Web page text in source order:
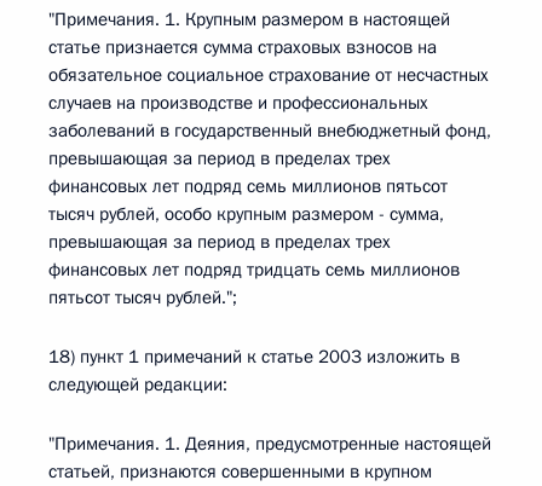
"Примечания. 1. Крупным размером в настоящей
статье признается сумма страховых взносов на
обязательное социальное страхование от несчастных
случаев на производстве и профессиональных
заболеваний в государственный внебюджетный фонд,
превышающая за период в пределах трех
финансовых лет подряд семь миллионов пятьсот
тысяч рублей, особо крупным размером - сумма,
превышающая за период в пределах трех
финансовых лет подряд тридцать семь миллионов
пятьсот тысяч рублей.";
18) пункт 1 примечаний к статье 2003 изложить в
следующей редакции:
"Примечания. 1. Деяния, предусмотренные настоящей
статьей, признаются совершенными в крупном